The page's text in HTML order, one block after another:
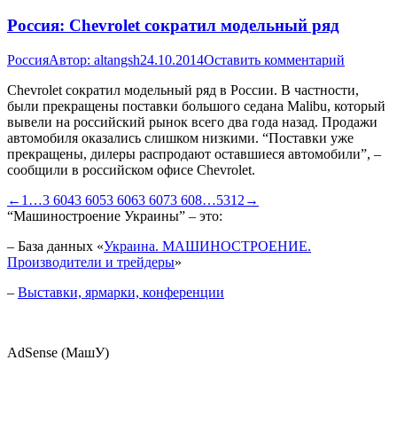
Россия: Chevrolet сократил модельный ряд
РоссияАвтор: altangsh24.10.2014Оставить комментарий
Chevrolet сократил модельный ряд в России. В частности,
были прекращены поставки большого седана Malibu, который
вывели на российский рынок всего два года назад. Продажи
автомобиля оказались слишком низкими. “Поставки уже
прекращены, дилеры распродают оставшиеся автомобили”, –
сообщили в российском офисе Chevrolet.
← 1 …3 6043 6053 6063 6073 608…5312 →
“Машиностроение Украины” – это:
– База данных «Украина. МАШИНОСТРОЕНИЕ.
Производители и трейдеры»
– Выставки, ярмарки, конференции
AdSense (МашУ)